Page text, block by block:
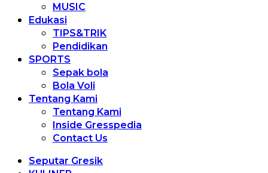
MUSIC
Edukasi
TIPS&TRIK
Pendidikan
SPORTS
Sepak bola
Bola Voli
Tentang Kami
Tentang Kami
Inside Gresspedia
Contact Us
Seputar Gresik